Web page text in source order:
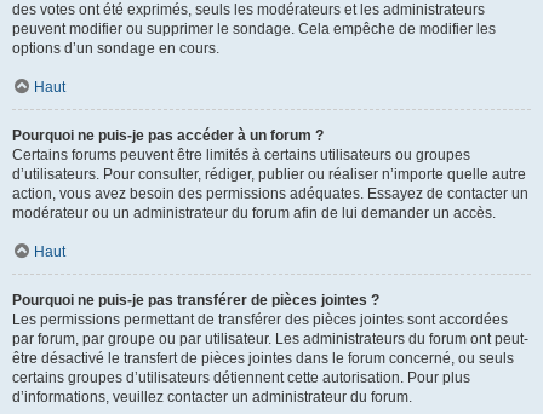
des votes ont été exprimés, seuls les modérateurs et les administrateurs
peuvent modifier ou supprimer le sondage. Cela empêche de modifier les
options d’un sondage en cours.
Haut
Pourquoi ne puis-je pas accéder à un forum ?
Certains forums peuvent être limités à certains utilisateurs ou groupes
d’utilisateurs. Pour consulter, rédiger, publier ou réaliser n’importe quelle autre
action, vous avez besoin des permissions adéquates. Essayez de contacter un
modérateur ou un administrateur du forum afin de lui demander un accès.
Haut
Pourquoi ne puis-je pas transférer de pièces jointes ?
Les permissions permettant de transférer des pièces jointes sont accordées
par forum, par groupe ou par utilisateur. Les administrateurs du forum ont peut-
être désactivé le transfert de pièces jointes dans le forum concerné, ou seuls
certains groupes d’utilisateurs détiennent cette autorisation. Pour plus
d’informations, veuillez contacter un administrateur du forum.